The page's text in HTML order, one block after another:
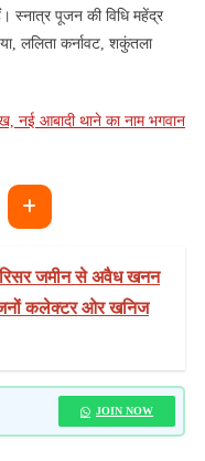
संस्कृति
से
स्नात्र पूजन की विधि महेंद्र
ललिता कर्नावट, शकुंतला
नई आबादी थाने का नाम भगवान
जमीन से अवैध खनन
जनों कलेक्टर ओर खनिज
JOIN NOW